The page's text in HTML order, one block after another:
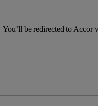
You’ll be redirected to Accor